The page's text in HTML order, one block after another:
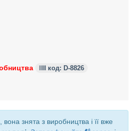
код: D-8826
знята з виробництва і її вже